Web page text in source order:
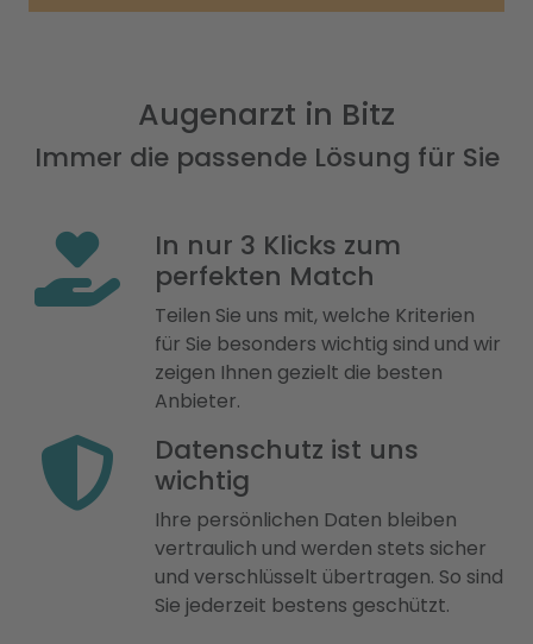
Augenarzt in Bitz
Immer die passende Lösung für Sie
In nur 3 Klicks zum
perfekten Match
Teilen Sie uns mit, welche Kriterien
für Sie besonders wichtig sind und wir
zeigen Ihnen gezielt die besten
Anbieter.
Datenschutz ist uns
wichtig
Ihre persönlichen Daten bleiben
vertraulich und werden stets sicher
und verschlüsselt übertragen. So sind
Sie jederzeit bestens geschützt.